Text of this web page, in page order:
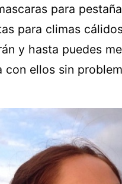
para
para climas
y hasta puedes
con ellos sin